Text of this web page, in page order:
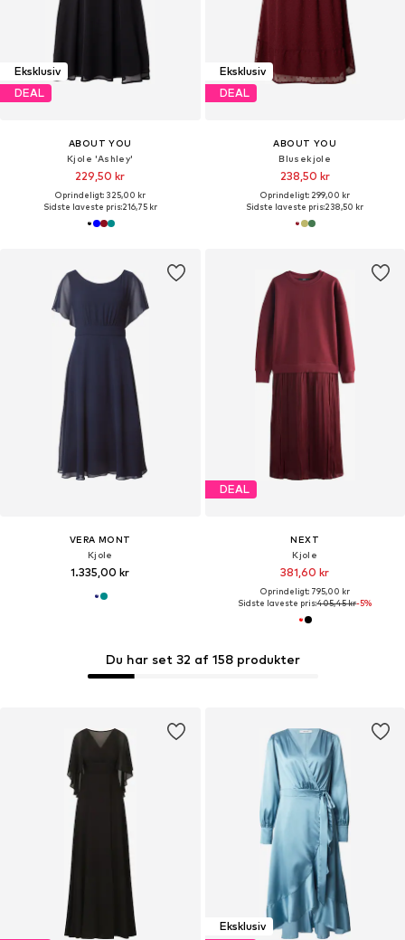
Eksklusiv
DEAL
ABOUT YOU
Kjole 'Ashley'
229,50 kr
Oprindeligt: 325,00 kr
Sidste laveste pris:216,75 kr
Eksklusiv
DEAL
ABOUT YOU
Blusekjole
238,50 kr
Oprindeligt: 299,00 kr
Sidste laveste pris:238,50 kr
VERA MONT
Kjole
1.335,00 kr
DEAL
NEXT
Kjole
381,60 kr
Oprindeligt: 795,00 kr
Sidste laveste pris:405,45 kr-5%
Du har set 32 af 158 produkter
Eksklusiv